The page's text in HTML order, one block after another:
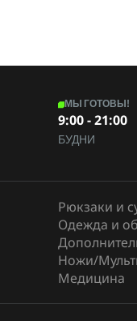
МЫ ГОТОВЫ!
9:00 - 21:00
БУДНИ
Рюкзаки и
Одежда и
Ножи/
Медицина